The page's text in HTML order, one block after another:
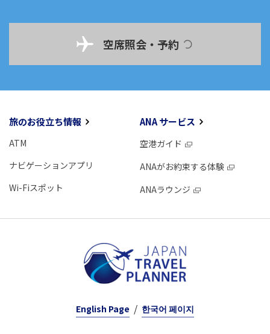
空席照会・予約
旅のお役立ち情報
ATM
ナビゲーションアプリ
Wi-Fiスポット
ANA サービス
空港ガイド
ANAがお約束する体験
ANAラウンジ
English Page 한국어 페이지